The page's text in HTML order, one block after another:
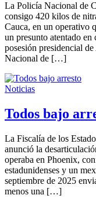
La Policía Nacional de
consigo 420 kilos de
Cauca, en un operativo
un presunto atentado en
posesión presidencial
Nacional de […]
Noticias
Todos bajo
La Fiscalía de los
anunció la
operaba en Phoenix,
estadunidenses y un
septiembre de 2025
menos una […]